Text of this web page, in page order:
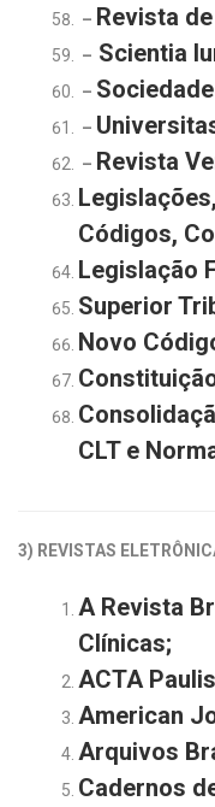
– Revista
– Scientia
–
–
– Revista
Códigos,
Legislação
Superior
Novo
CLT e
3) REVISTAS
A Revista
Clínicas;
ACTA
American
Arquivos
Cadernos